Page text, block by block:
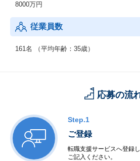
8000万円
従業員数
161名 （平均年齢：35歳）
応募の流
Step.1
ご登録
転職支援サービスへ登録
ご記入ください。